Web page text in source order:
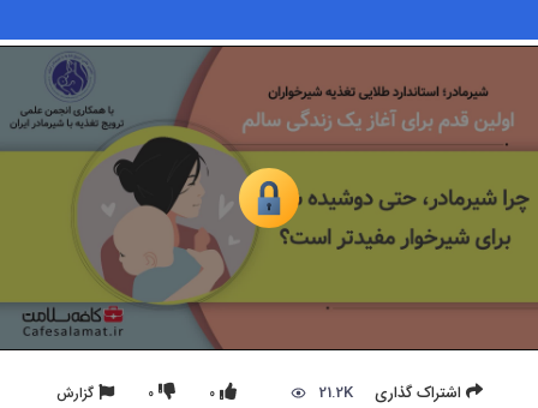
اشتراک گذاری 21.2K گزارش 0 0